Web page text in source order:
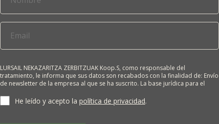
Tablón de anuncios
Lursail Market
LURSAIL NEKAZARITZA ZERBITZUAK Koop.S, como responsable del
tratamiento, le informa que sus datos son recabados con la finalidad de: Envío
de newsletter de la empresa al que se ha suscrito. La base jurídica para el
terceros salvo obligación legal. Cualquier persona tiene derecho a solicitar el
acceso, rectificación, supresión, limitación del tratamiento, oposición o
He leído y acepto la política de privacidad.